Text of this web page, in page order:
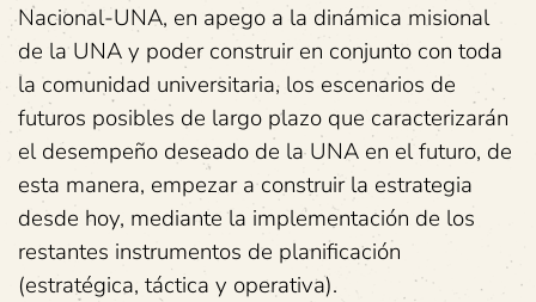
Nacional-UNA, en apego a la dinámica misional
de la UNA y poder construir en conjunto con toda
la comunidad universitaria, los escenarios de
futuros posibles de largo plazo que caracterizarán
el desempeño deseado de la UNA en el futuro, de
esta manera, empezar a construir la estrategia
desde hoy, mediante la implementación de los
restantes instrumentos de planificación
(estratégica, táctica y operativa).